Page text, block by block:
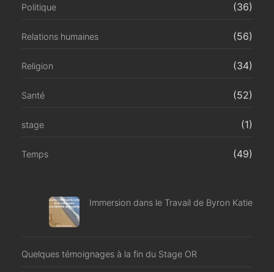
Politique (36)
Relations humaines (56)
Religion (34)
Santé (52)
stage (1)
Temps (49)
Immersion dans le Travail de Byron Katie
Quelques témoignages à la fin du Stage OR